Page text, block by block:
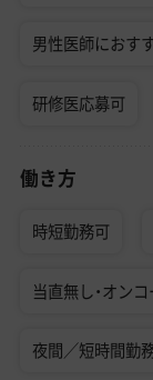
男性医師におす
研修医応募可
働き方
時短勤務可
当直無し・オン
夜間／短時間勤